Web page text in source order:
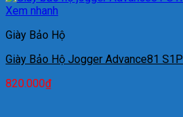
Xem nhanh
Giày Bảo Hộ
Giày Bảo Hộ Jogger Advance81 S1P
820.000₫